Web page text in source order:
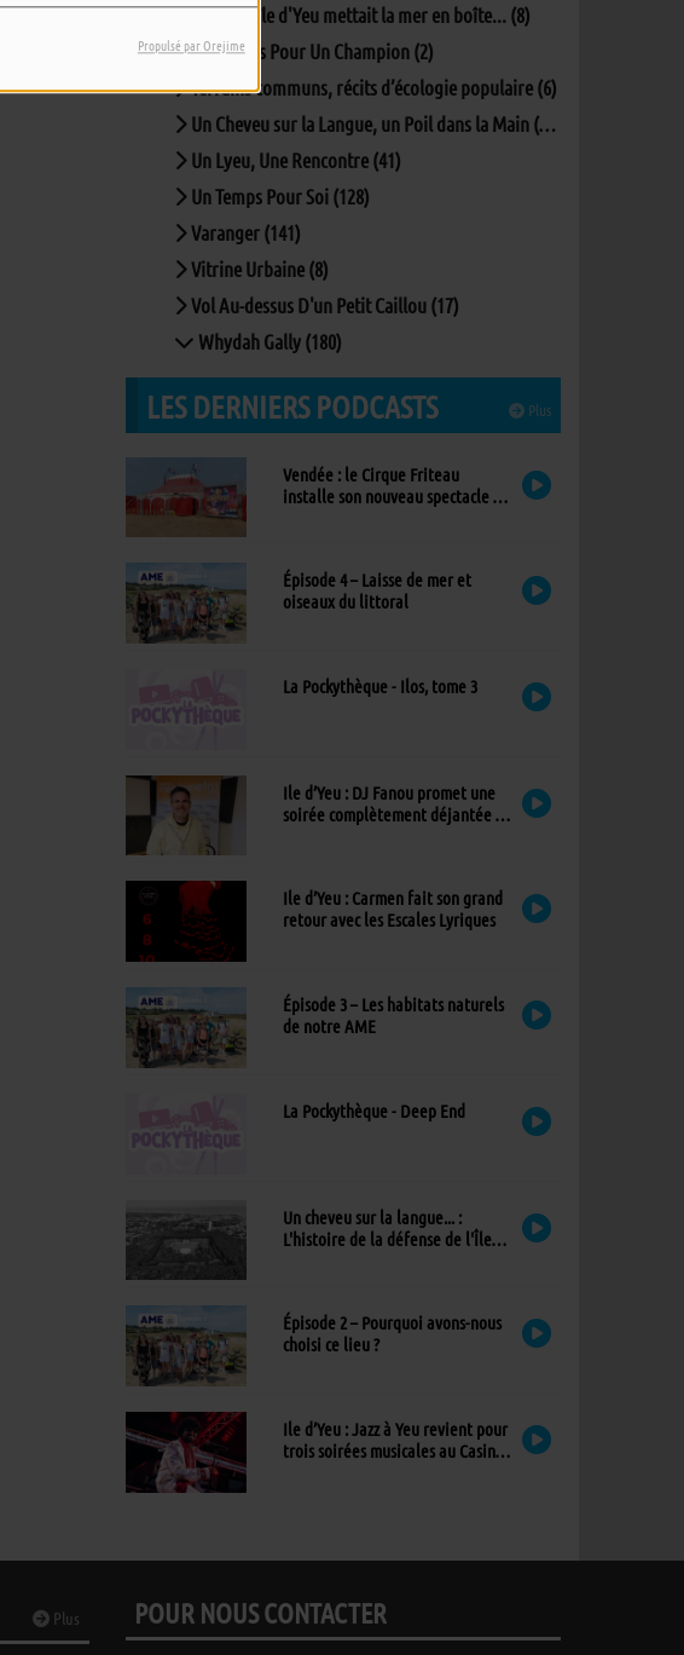
Propulsé par Orejime
Quand L'île d'Yeu mettait la mer en boîte... (8)
Questions Pour Un Champion (2)
Terrains communs, récits d’écologie populaire (6)
Un Cheveu sur la Langue, un Poil dans la Main (167)
Un Lyeu, Une Rencontre (41)
Un Temps Pour Soi (128)
Varanger (141)
Vitrine Urbaine (8)
Vol Au-dessus D'un Petit Caillou (17)
Whydah Gally (180)
Plus
LES DERNIERS PODCASTS
Vendée : le Cirque Friteau
installe son nouveau spectacle à
Épisode 4 – Laisse de mer et
oiseaux du littoral
La Pockythèque - Ilos, tome 3
Ile d’Yeu : DJ Fanou promet une
soirée complètement déjantée à
Ile d’Yeu : Carmen fait son grand
retour avec les Escales Lyriques
Épisode 3 – Les habitats naturels
de notre AME
La Pockythèque - Deep End
Un cheveu sur la langue... :
L'histoire de la défense de l'Île
Épisode 2 – Pourquoi avons-nous
choisi ce lieu ?
Ile d’Yeu : Jazz à Yeu revient pour
trois soirées musicales au Casino,
Plus POUR NOUS CONTACTER